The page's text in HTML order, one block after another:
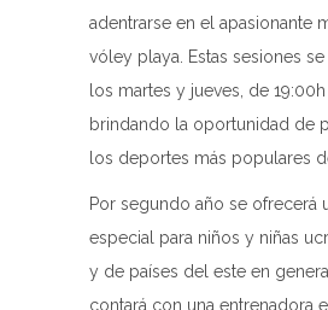
adentrarse en el apasionante
vóley playa. Estas sesiones
los martes y jueves, de 19:00h
brindando la oportunidad de
los deportes más populares
Por segundo año se ofrecerá
especial para niños y niñas
y de países del este en
contará con una entrenadora